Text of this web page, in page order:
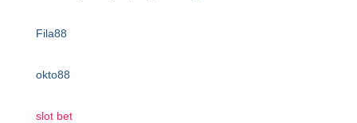
Fila88
okto88
slot bet